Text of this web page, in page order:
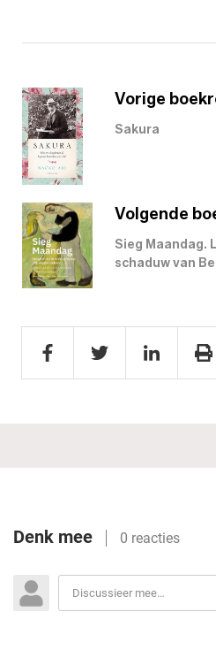
Vorige
Sakura
Volgende
Sieg Maandag.
schaduw van